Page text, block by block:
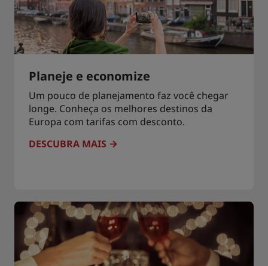
Planeje e economize
Um pouco de planejamento faz você chegar
longe. Conheça os melhores destinos da
Europa com tarifas com desconto.
DESCUBRA MAIS